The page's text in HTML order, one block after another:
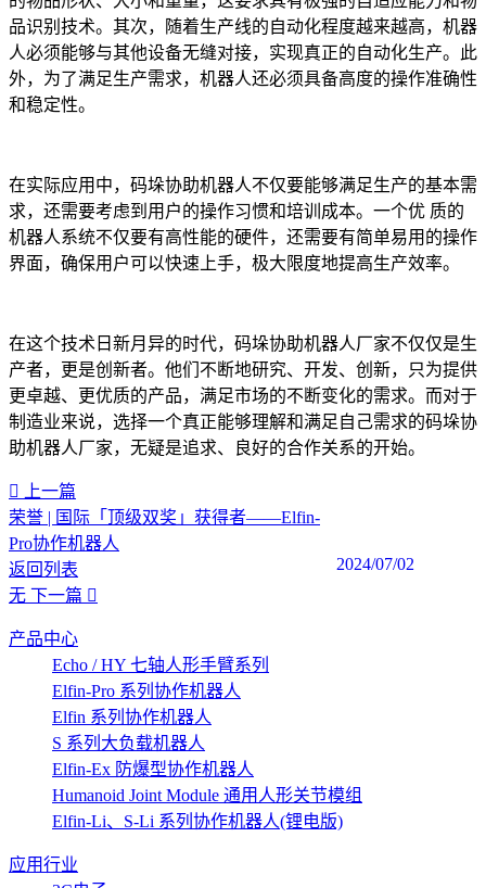
品识别技术。其次，随着生产线的自动化程度越来越高，机器
人必须能够与其他设备无缝对接，实现真正的自动化生产。此
外，为了满足生产需求，机器人还必须具备高度的操作准确性
和稳定性。
在实际应用中，码垛协助机器人不仅要能够满足生产的基本需
求，还需要考虑到用户的操作习惯和培训成本。一个优 质的
机器人系统不仅要有高性能的硬件，还需要有简单易用的操作
界面，确保用户可以快速上手，极大限度地提高生产效率。
在这个技术日新月异的时代，码垛协助机器人厂家不仅仅是生
产者，更是创新者。他们不断地研究、开发、创新，只为提供
更卓越、更优质的产品，满足市场的不断变化的需求。而对于
制造业来说，选择一个真正能够理解和满足自己需求的码垛协
助机器人厂家，无疑是追求、良好的合作关系的开始。‍
上一篇
荣誉 | 国际「顶级双奖」获得者——Elfin-
Pro协作机器人
2024/07/02
返回列表
无 下一篇
产品中心
Echo / HY 七轴人形手臂系列
Elfin-Pro 系列协作机器人
Elfin 系列协作机器人
S 系列大负载机器人
Elfin-Ex 防爆型协作机器人
Humanoid Joint Module 通用人形关节模组
Elfin-Li、S-Li 系列协作机器人(锂电版)
应用行业